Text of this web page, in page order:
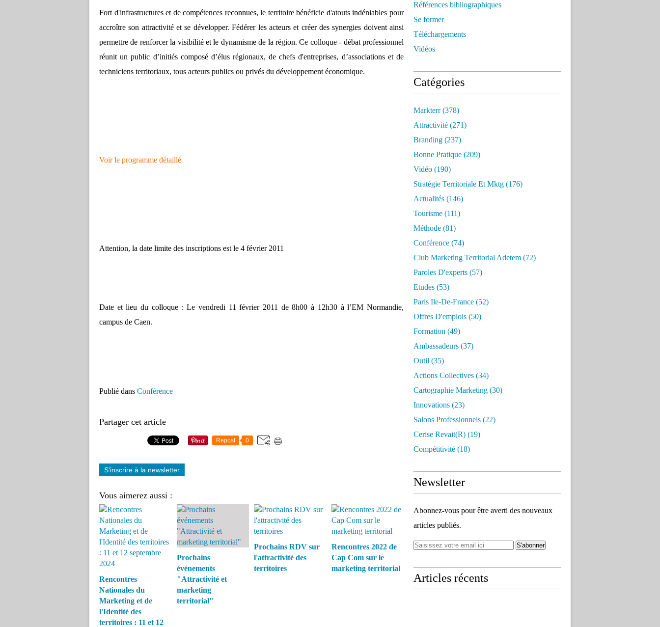
Fort d'infrastructures et de compétences reconnues, le territoire bénéficie d'atouts indéniables pour
accroître son attractivité et se développer. Fédérer les acteurs et créer des synergies doivent ainsi
permettre de renforcer la visibilité et le dynamisme de la région. Ce colloque - débat professionnel
réunit un public d’initiés composé d’élus régionaux, de chefs d'entreprises, d’associations et de
techniciens territoriaux, tous acteurs publics ou privés du développement économique.
Voir le programme détaillé
Attention, la date limite des inscriptions est le 4 février 2011
Date et lieu du colloque : Le vendredi 11 février 2011 de 8h00 à 12h30 à l’EM Normandie,
campus de Caen.
Publié dans Conférence
Partager cet article
Repost 0
S'inscrire à la newsletter
Vous aimerez aussi :
Rencontres
Nationales du
Marketing et de
l'Identité des
territoires : 11 et 12
Prochains
événements
"Attractivité et
marketing
territorial"
Prochains RDV sur
l'attractivité des
territoires
Rencontres 2022 de
Cap Com sur le
marketing territorial
Références bibliographiques
Se former
Téléchargements
Vidéos
Catégories
Markterr(378)
Attractivité (271)
Branding (237)
Bonne Pratique (209)
Vidéo (190)
Stratégie Territoriale Et Mktg (176)
Actualités (146)
Tourisme (111)
Méthode (81)
Conférence (74)
Club Marketing Territorial Adetem (72)
Paroles D'experts (57)
Etudes (53)
Paris Ile-De-France (52)
Offres D'emplois (50)
Formation (49)
Ambassadeurs (37)
Outil (35)
Actions Collectives (34)
Cartographie Marketing (30)
Innovations (23)
Salons Professionnels (22)
Cerise Revait(r) (19)
Compétitivité (18)
Newsletter
Abonnez-vous pour être averti des nouveaux
articles publiés.
Articles récents